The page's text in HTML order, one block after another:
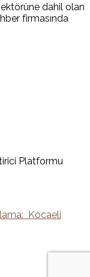
dahil olan
firmasında
Platformu
Kocaeli